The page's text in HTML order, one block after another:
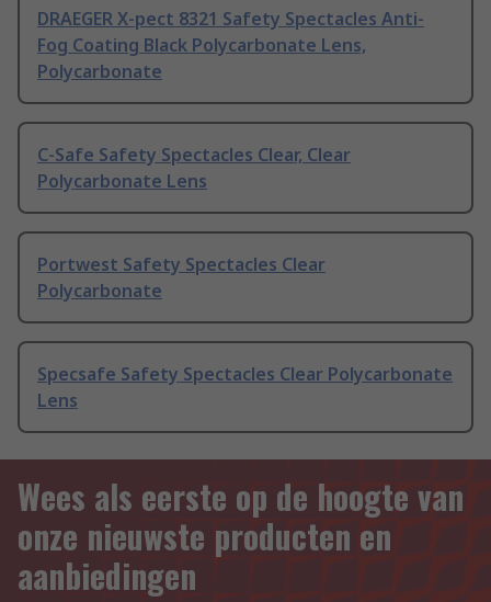
DRAEGER X-pect 8321 Safety Spectacles Anti-
Fog Coating Black Polycarbonate Lens,
Polycarbonate
C-Safe Safety Spectacles Clear, Clear
Polycarbonate Lens
Portwest Safety Spectacles Clear
Polycarbonate
Specsafe Safety Spectacles Clear Polycarbonate
Lens
Wees als eerste op de hoogte van
onze nieuwste producten en
aanbiedingen